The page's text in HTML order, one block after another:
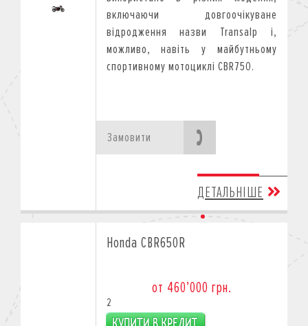
включаючи довгоочікуване
відродження назви Transalp і,
можливо, навіть у майбутньому
спортивному мотоциклі CBR750.
Замовити
ДЕТАЛЬНІШЕ
Honda CBR650R
от 460’000 грн.
2